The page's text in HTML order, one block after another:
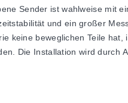
Sender ist wahlweise mit
und ein großer
keine beweglichen Teile
Die Installation wird durch